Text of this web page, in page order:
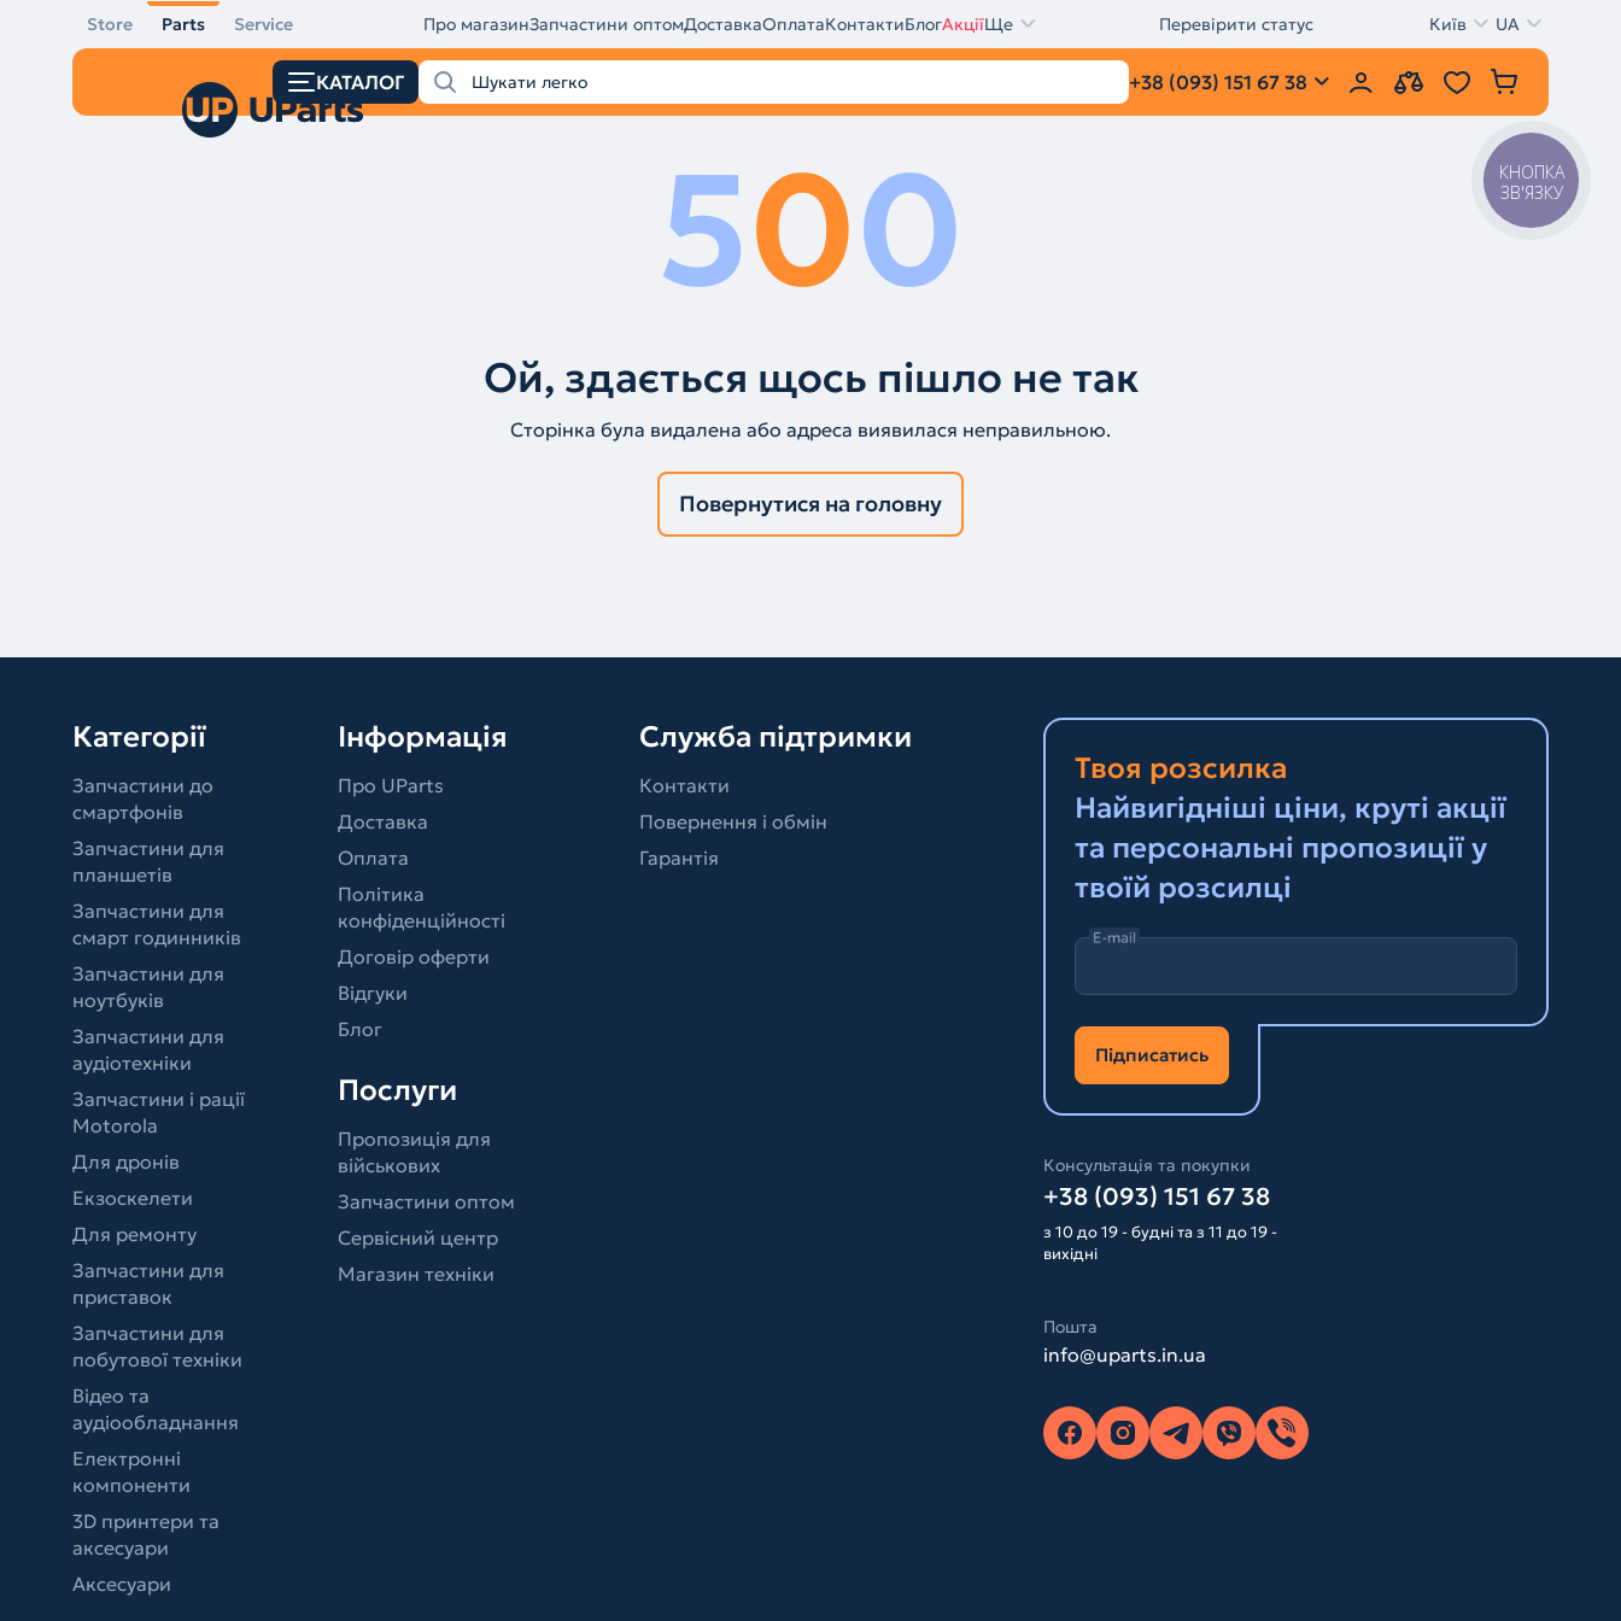
Store Parts Service Про магазинЗапчастини оптомДоставкаОплатаКонтактиБлогАкціїЩе Перевірити статус Київ UA
КАТАЛОГ +38 (093) 151 67 38
500
Ой, здається щось пішло не так
Сторінка була видалена або адреса виявилася неправильною.
Повернутися на головну
Категорії
Запчастини до
смартфонів
Запчастини для
планшетів
Запчастини для
смарт годинників
Запчастини для
ноутбуків
Запчастини для
аудіотехніки
Запчастини і рації
Motorola
Для дронів
Екзоскелети
Для ремонту
Запчастини для
приставок
Запчастини для
побутової техніки
Відео та
аудіообладнання
Електронні
компоненти
3D принтери та
аксесуари
Аксесуари
Інформація
Про UParts
Доставка
Оплата
Політика
конфіденційності
Договір оферти
Відгуки
Блог
Послуги
Пропозиція для
військових
Запчастини оптом
Сервісний центр
Магазин техніки
Служба підтримки
Контакти
Повернення і обмін
Гарантія
Твоя розсилка
Найвигідніші ціни, круті акції
та персональні пропозиції у
твоїй розсилці
E-mail
Підписатись
Консультація та покупки
+38 (093) 151 67 38
з 10 до 19 - будні та з 11 до 19 -
вихідні
Пошта
info@uparts.in.ua
КНОПКА
ЗВ'ЯЗКУ